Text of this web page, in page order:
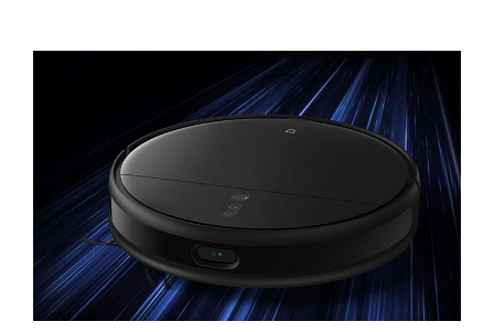
nagy
tudású
automatikus
portartály
ürítéssel,
LDS
szenzorral,
több